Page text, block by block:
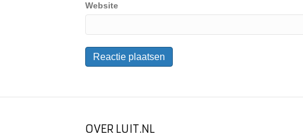
Website
OVER LUIT.NL